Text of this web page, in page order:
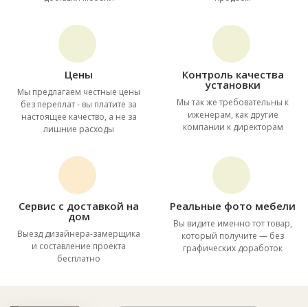
Цены
Мы предлагаем честные цены
без переплат - вы платите за
настоящее качество, а не за
лишние расходы
Контроль качества
установки
Мы так же требовательны к
иженерам, как другие
компании к директорам
Сервис с доставкой на
дом
Выезд дизайнера-замерщика
и составление проекта
бесплатно
Реальные фото мебели
Вы видите именно тот товар,
который получите — без
графических доработок